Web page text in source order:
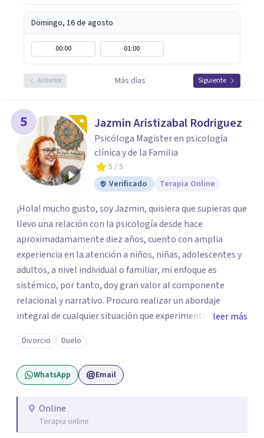
Domingo, 16 de agosto
00:00 01:00
Anterior Más días Siguiente
5 Jazmin Aristizabal Rodriguez
Psicóloga Magister en psicología
clínica y de la Familia
5 / 5
Verificado
Terapia Online
¡Hola! mucho gusto, soy Jazmin, quisiera que supieras que
llevo una relación con la psicología desde hace
aproximadamamente diez años, cuento con amplia
experiencia en la atención a niños, niñas, adolescentes y
adultos, a nivel individual o familiar, mi enfoque es
sistémico, por tanto, doy gran valor al componente
relacional y narrativo. Procuro realizar un abordaje
integral de cualquier situación que experimenten mis
consultantes y así lograr una comprensión que favorezca
procesos de aprendizaje significativo y potencializar así
la movilización de recursos en pro de la solución y el
bienestar.
leer más
Divorcio Duelo
WhatsApp Email
Online
Terapia online